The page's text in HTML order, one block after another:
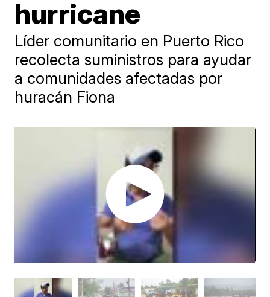
hurricane
Líder comunitario en Puerto Rico
recolecta suministros para ayudar
a comunidades afectadas por
huracán Fiona